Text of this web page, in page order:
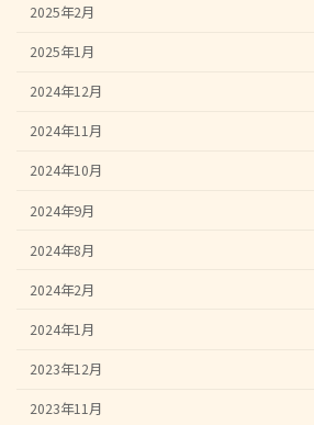
2025年2月
2025年1月
2024年12月
2024年11月
2024年10月
2024年9月
2024年8月
2024年2月
2024年1月
2023年12月
2023年11月